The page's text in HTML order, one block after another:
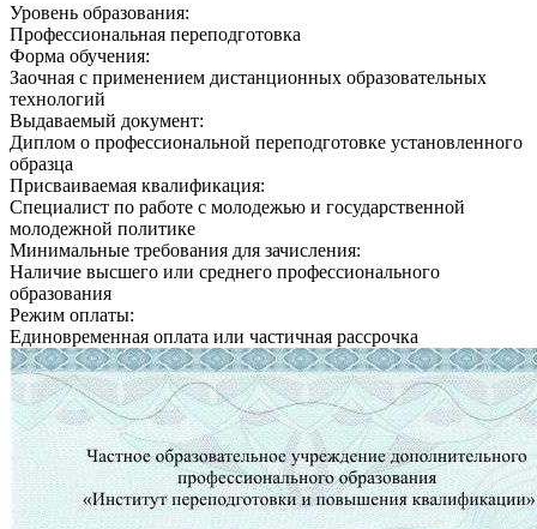
Уровень образования:
Профессиональная переподготовка
Форма обучения:
Заочная с применением дистанционных образовательных
технологий
Выдаваемый документ:
Диплом о профессиональной переподготовке установленного
образца
Присваиваемая квалификация:
Cпециалист по работе с молодежью и государственной
молодежной политике
Минимальные требования для зачисления:
Наличие высшего или среднего профессионального
образования
Режим оплаты:
Единовременная оплата или частичная рассрочка